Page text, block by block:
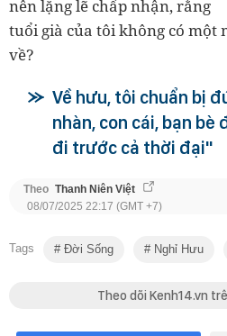
nên lặng lẽ chấp nhận, rằng
tuổi già của tôi không có một
về?
Về hưu, tôi chuẩn bị
nhàn, con cái, bạn
đi trước cả thời đại"
Theo Thanh Niên Việt
08/07/2025 22:17 (GMT +7)
Tags Đời Sống Nghỉ Hưu
Theo dõi Kenh14.vn